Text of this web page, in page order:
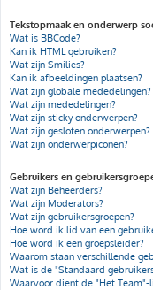
Tekstopmaak en onderwerp
Wat is BBCode?
Kan ik HTML gebruiken?
Wat zijn Smilies?
Kan ik afbeeldingen plaatsen?
Wat zijn globale mededelingen?
Wat zijn mededelingen?
Wat zijn sticky onderwerpen?
Wat zijn gesloten onderwerpen?
Wat zijn onderwerpiconen?
Gebruikers en
Wat zijn Beheerders?
Wat zijn Moderators?
Wat zijn gebruikersgroepen?
Hoe word ik lid van een
Hoe word ik een groepsleider?
Waarom staan verschillende
Wat is de "Standaard
Waarvoor dient de "Het Team"-